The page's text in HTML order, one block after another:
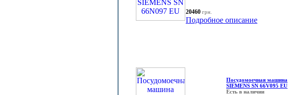
20460 грн.
Подробное описание
Посудомоечная машина
SIEMENS SN 66V095 EU
Есть в наличии